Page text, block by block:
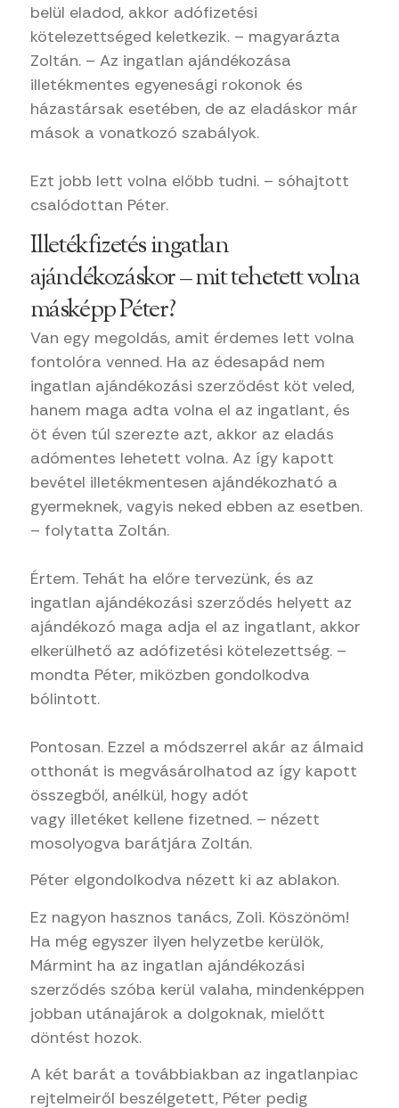
belül eladod, akkor adófizetési
kötelezettséged keletkezik. – magyarázta
Zoltán. – Az ingatlan ajándékozása
illetékmentes egyenesági rokonok és
házastársak esetében, de az eladáskor már
mások a vonatkozó szabályok.
Ezt jobb lett volna előbb tudni. – sóhajtott
csalódottan Péter.
Illetékfizetés ingatlan
ajándékozáskor – mit tehetett volna
másképp Péter?
Van egy megoldás, amit érdemes lett volna
fontolóra venned. Ha az édesapád nem
ingatlan ajándékozási szerződést köt veled,
hanem maga adta volna el az ingatlant, és
öt éven túl szerezte azt, akkor az eladás
adómentes lehetett volna. Az így kapott
bevétel illetékmentesen ajándékozható a
gyermeknek, vagyis neked ebben az esetben.
– folytatta Zoltán.
Értem. Tehát ha előre tervezünk, és az
ingatlan ajándékozási szerződés helyett az
ajándékozó maga adja el az ingatlant, akkor
elkerülhető az adófizetési kötelezettség. –
mondta Péter, miközben gondolkodva
bólintott.
Pontosan. Ezzel a módszerrel akár az álmaid
otthonát is megvásárolhatod az így kapott
összegből, anélkül, hogy adót
vagy illetéket kellene fizetned. – nézett
mosolyogva barátjára Zoltán.
Péter elgondolkodva nézett ki az ablakon.
Ez nagyon hasznos tanács, Zoli. Köszönöm!
Ha még egyszer ilyen helyzetbe kerülök,
Mármint ha az ingatlan ajándékozási
szerződés szóba kerül valaha, mindenképpen
jobban utánajárok a dolgoknak, mielőtt
döntést hozok.
A két barát a továbbiakban az ingatlanpiac
rejtelmeiről beszélgetett, Péter pedig